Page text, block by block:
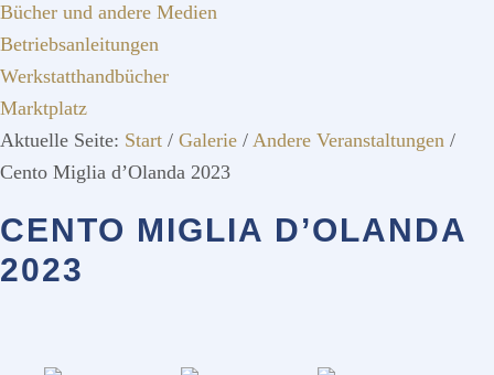
Bücher und andere Medien
Betriebsanleitungen
Werkstatthandbücher
Marktplatz
Aktuelle Seite: Start / Galerie / Andere Veranstaltungen /
Cento Miglia d’Olanda 2023
CENTO MIGLIA D’OLANDA
2023